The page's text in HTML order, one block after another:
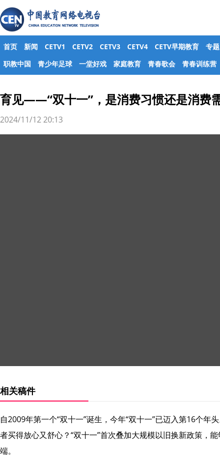
首页 新闻 CETV1 CETV2 CETV3 CETV4 CETV早期教育
专题
职教中国
青少年足球 一堂好戏 家庭教育 青春歌会 青春训练营
育见——“双十一”，是消费习惯还是消费
2024/11/12 20:13
相关稿件
自2009年第一个“双十一”诞生，今年“双十一”已迈入第16个年
者买得放心又舒心？“双十一”首次叠加大规模以旧换新政策，
端。